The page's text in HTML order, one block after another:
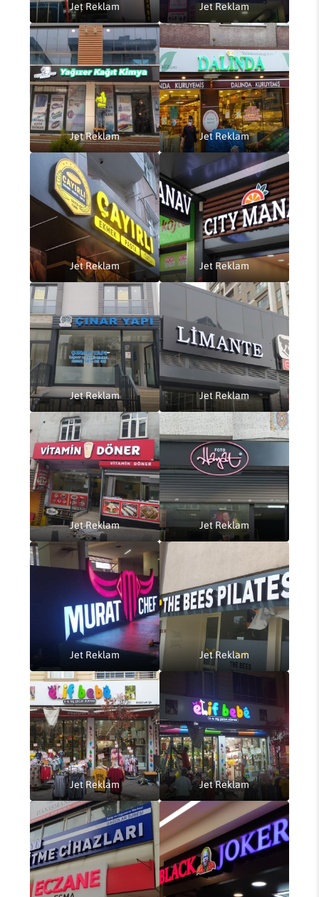
Jet Reklam Jet Reklam
Jet Reklam Jet Reklam
Jet Reklam Jet Reklam
Jet Reklam Jet Reklam
Jet Reklam Jet Reklam
Jet Reklam Jet Reklam
Jet Reklam Jet Reklam